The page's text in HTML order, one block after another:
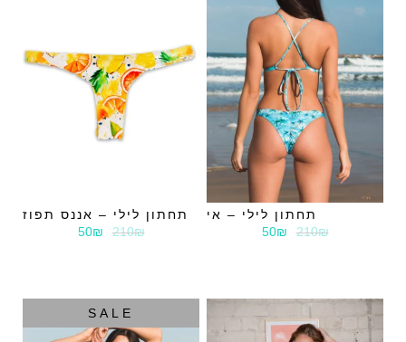
תחתון לילי – אי
210₪
50₪
תחתון לילי – אננס תפוז
210₪
50₪
SALE